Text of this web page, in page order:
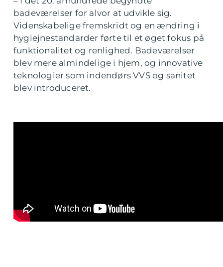
badeværelser for alvor at udvikle sig.
Videnskabelige fremskridt og en ændring i
hygiejnestandarder førte til et øget fokus på
funktionalitet og renlighed. Badeværelser
blev mere almindelige i hjem, og innovative
teknologier som indendørs VVS og sanitet
blev introduceret.